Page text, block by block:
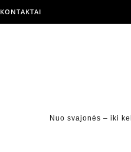
KONTAKTAI
Nuo svajonės – iki